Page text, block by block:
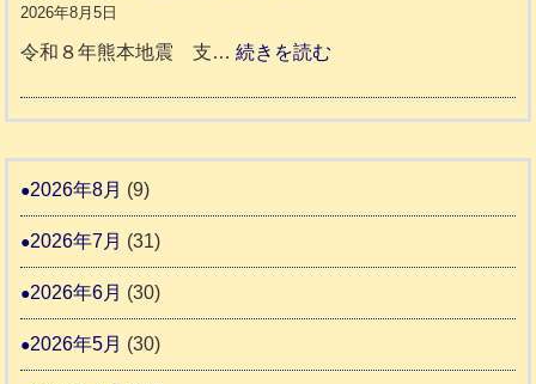
市
川
城
リ
ー
老
2026年8月5日
令和８年熊本地震 支…続きを読む
和
熊
震
2026年8月 (9)
2026年7月 (31)
2026年6月 (30)
2026年5月 (30)